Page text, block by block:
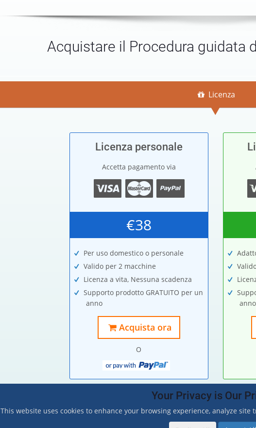
Acquistare il Procedura guidata
Licenza
Licenza personale
Accetta pagamento via
€38
Per uso domestico o personale
Valido per 2 macchine
Licenza a vita, Nessuna scadenza
Supporto prodotto GRATUITO per un
anno
Acquista ora
O
anno
| All Rights Reserved.
Your Privacy is Our
This website uses cookies to enhance your browsing experience, analyze